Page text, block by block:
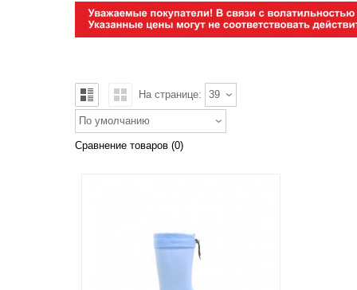
На странице: 39
По умолчанию
Сравнение товаров (0)